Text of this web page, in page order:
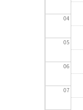
04
05
06
07